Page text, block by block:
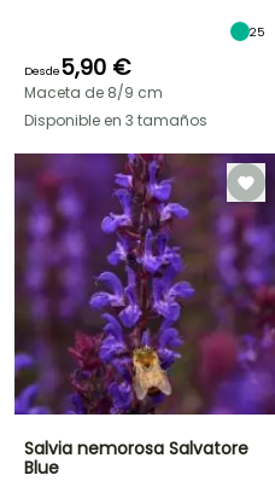
25
Desde5,90 €
Maceta de 8/9 cm
Disponible en 3 tamaños
Salvia nemorosa Salvatore
Blue